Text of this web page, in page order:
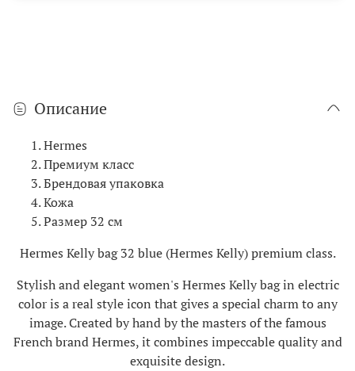
Описание
Hermes
Премиум класс
Брендовая упаковка
Кожа
Размер 32 см
Hermes Kelly bag 32 blue (Hermes Kelly) premium class.
Stylish and elegant women's Hermes Kelly bag in electric
color is a real style icon that gives a special charm to any
image. Created by hand by the masters of the famous
French brand Hermes, it combines impeccable quality and
exquisite design.